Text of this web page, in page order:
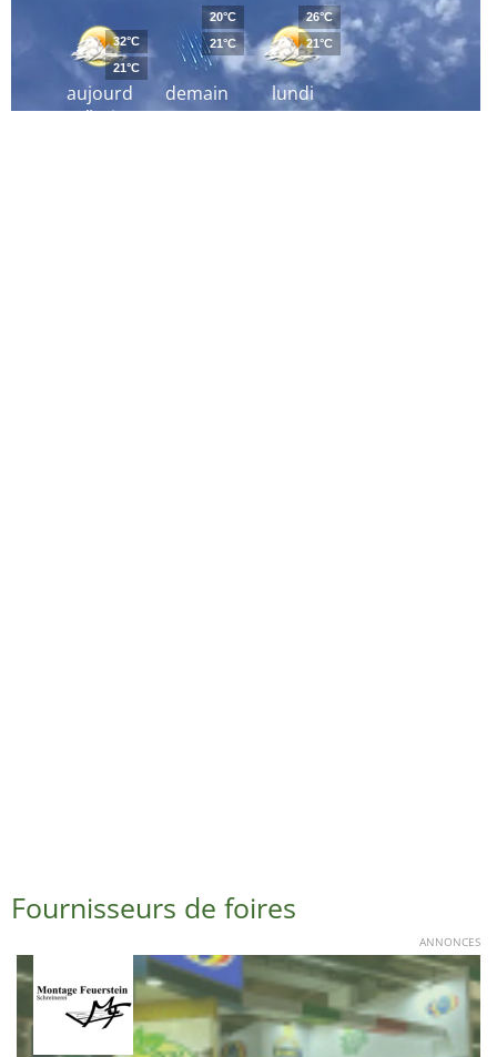
aujourd
´hui
32°C
21°C
demain
20°C
21°C
lundi
26°C
21°C
Fournisseurs de foires
ANNONCES